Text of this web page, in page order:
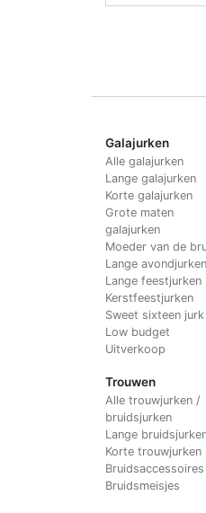
Galajurken
Alle galajurken
Lange galajurken
Korte galajurken
Grote maten
galajurken
Moeder van de
Lange avondjurken
Lange feestjurken
Kerstfeestjurken
Sweet sixteen jurk
Low budget
Uitverkoop
Trouwen
Alle trouwjurken /
bruidsjurken
Lange
Korte trouwjurken
Bruidsaccessoires
Bruidsmeisjes